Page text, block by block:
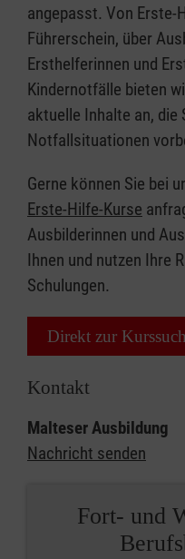
angepasst. Von Erste-
Führerschein, über
Ersthelferinnen und
Kindernotfälle bieten
aktuelle Inhalte an, die
Notfallsituationen
Gerne können Sie bei
Erste-Hilfe-Kurse
Ausbilderinnen und
Ihnen und nutzen Ihre
Schulungen.
Direkt zur
Kontakt
Malteser Ausbildung
Nachricht senden
Fort- und